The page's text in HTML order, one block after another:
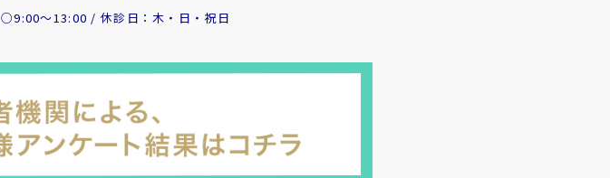
○9:00～13:00 / 休診日：木・日・祝日